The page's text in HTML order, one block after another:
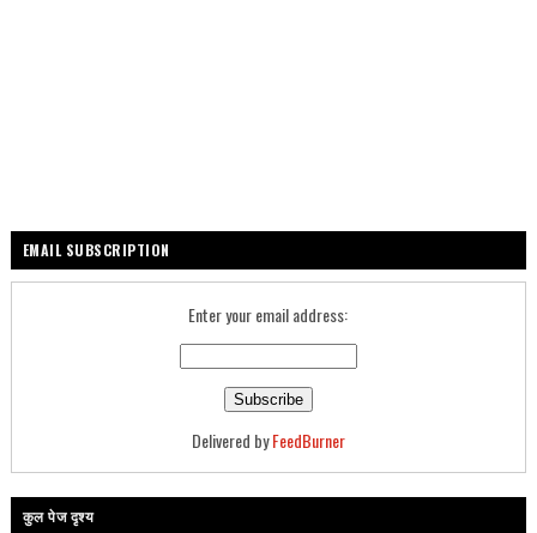
EMAIL SUBSCRIPTION
Enter your email address:
Delivered byFeedBurner
कुल पेज दृश्य